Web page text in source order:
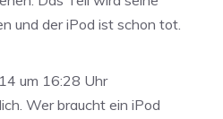
und der iPod ist schon tot.
um 16:28 Uhr
Wer braucht ein iPod